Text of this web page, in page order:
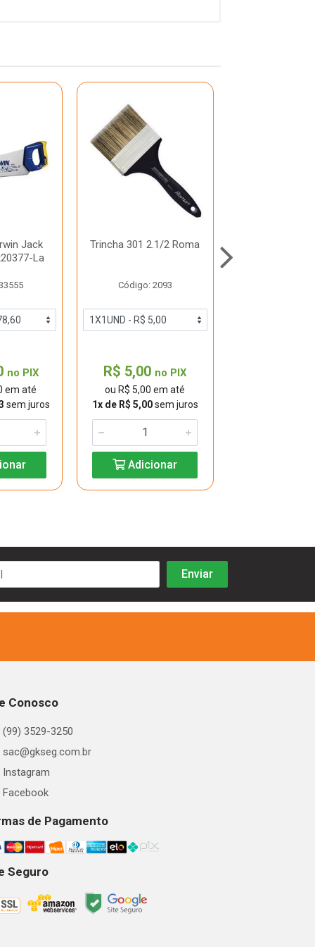
Jack
La
no PIX
em até
sem juros
Trincha 301 2.1/2 Roma
Código: 2093
R$ 5,00 no PIX
ou R$ 5,00 em até
1x de R$ 5,00sem juros
Adicionar
Conosco
(99) 3529-3250
sac@gkseg.com.br
Instagram
Facebook
de Pagamento
Seguro